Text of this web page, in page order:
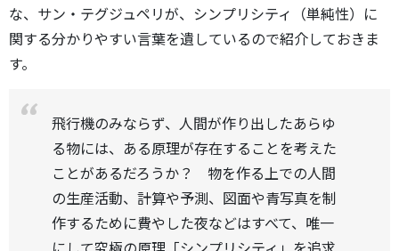
な、サン・テグジュペリが、シンプリシティ（単純性）に
関する分かりやすい言葉を遺しているので紹介しておきま
す。
飛行機のみならず、人間が作り出したあらゆ
る物には、ある原理が存在することを考えた
ことがあるだろうか？ 物を作る上での人間
の生産活動、計算や予測、図面や青写真を制
作するために費やした夜などはすべて、唯一